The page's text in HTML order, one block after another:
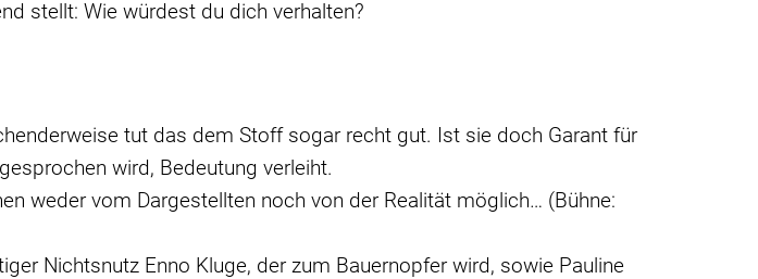
stellt: Wie würdest du dich verhalten?
tut das dem Stoff sogar recht gut. Ist sie doch Garant für
wird, Bedeutung verleiht.
weder vom Dargestellten noch von der Realität möglich… (Bühne:
Nichtsnutz Enno Kluge, der zum Bauernopfer wird, sowie Pauline